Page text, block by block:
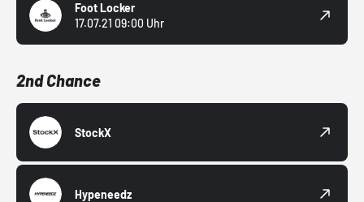
Foot Locker
17.07.21 09:00 Uhr
2nd Chance
StockX
Hypeneedz